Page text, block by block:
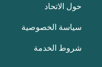
حول الاتحاد
سياسة الخصوصية
شروط الخدمة